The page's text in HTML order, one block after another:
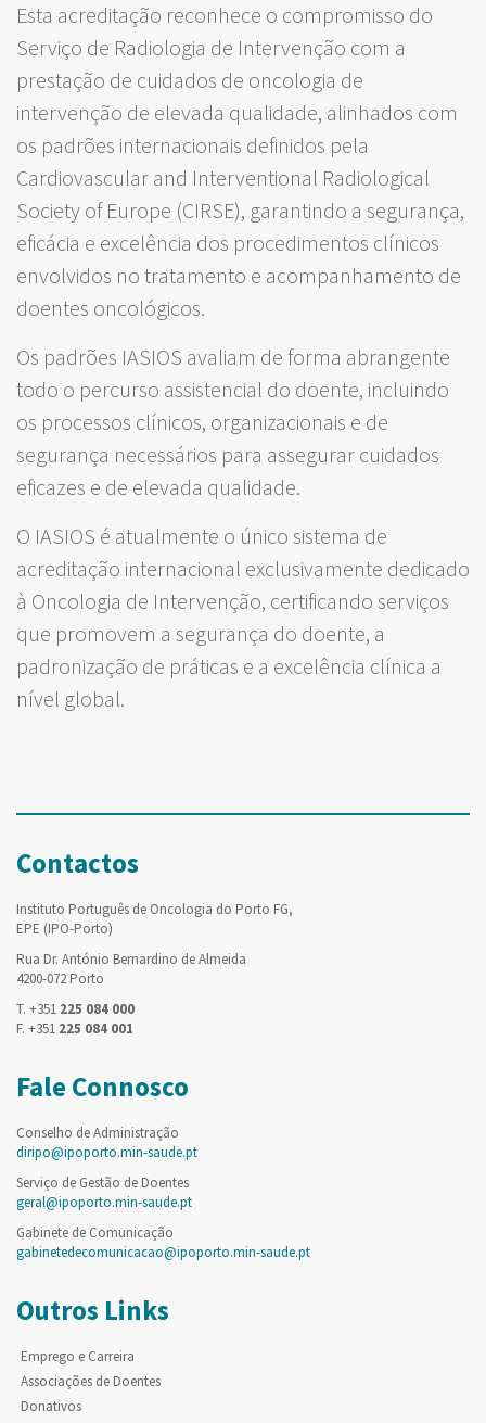
Esta acreditação reconhece o compromisso do
Serviço de Radiologia de Intervenção com a
prestação de cuidados de oncologia de
intervenção de elevada qualidade, alinhados com
os padrões internacionais definidos pela
Cardiovascular and Interventional Radiological
Society of Europe (CIRSE), garantindo a segurança,
eficácia e excelência dos procedimentos clínicos
envolvidos no tratamento e acompanhamento de
doentes oncológicos.
Os padrões IASIOS avaliam de forma abrangente
todo o percurso assistencial do doente, incluindo
os processos clínicos, organizacionais e de
segurança necessários para assegurar cuidados
eficazes e de elevada qualidade.
O IASIOS é atualmente o único sistema de
acreditação internacional exclusivamente dedicado
à Oncologia de Intervenção, certificando serviços
que promovem a segurança do doente, a
padronização de práticas e a excelência clínica a
nível global.
Contactos
Instituto Português de Oncologia do Porto FG,
EPE (IPO-Porto)
Rua Dr. António Bernardino de Almeida
4200-072 Porto
T. +351 225 084 000
F. +351 225 084 001
Fale Connosco
Conselho de Administração
diripo@ipoporto.min-saude.pt
Serviço de Gestão de Doentes
geral@ipoporto.min-saude.pt
Gabinete de Comunicação
gabinetedecomunicacao@ipoporto.min-saude.pt
Outros Links
Emprego e Carreira
Associações de Doentes
Donativos